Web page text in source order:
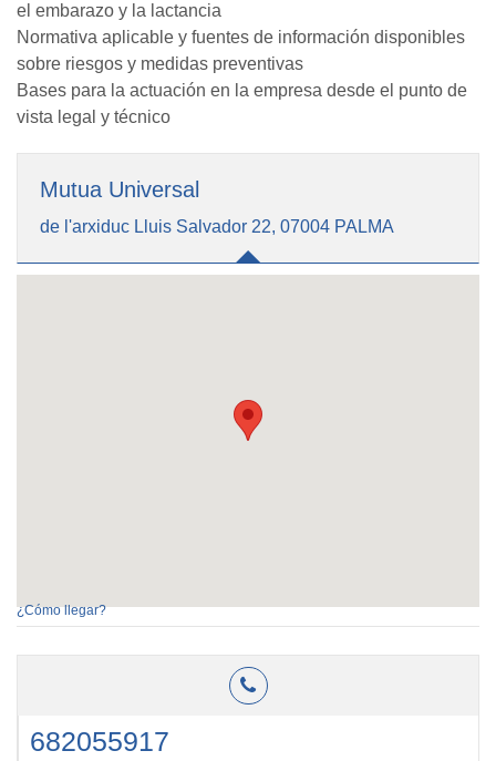
el embarazo y la lactancia
Normativa aplicable y fuentes de información disponibles
sobre riesgos y medidas preventivas
Bases para la actuación en la empresa desde el punto de
vista legal y técnico
Mutua Universal
de l'arxiduc Lluis Salvador 22, 07004 PALMA
¿Cómo llegar?
682055917